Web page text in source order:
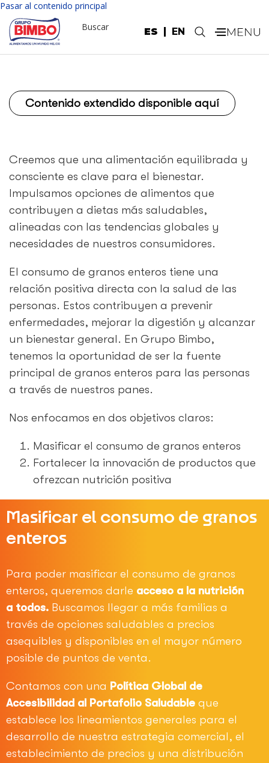
Pasar al contenido principal
ES EN
Buscar .
Contenido extendido disponible aquí
Creemos que una alimentación equilibrada y
consciente es clave para el bienestar.
Impulsamos opciones de alimentos que
contribuyen a dietas más saludables,
alineadas con las tendencias globales y
necesidades de nuestros consumidores.
El consumo de granos enteros tiene una
relación positiva directa con la salud de las
personas. Estos contribuyen a prevenir
enfermedades, mejorar la digestión y alcanzar
un bienestar general. En Grupo Bimbo,
tenemos la oportunidad de ser la fuente
principal de granos enteros para las personas
a través de nuestros panes.
Nos enfocamos en dos objetivos claros:
Masificar el consumo de granos enteros
Fortalecer la innovación de productos que
ofrezcan nutrición positiva
Masificar el consumo de granos
enteros
Para poder masificar el consumo de granos
enteros, queremos darle acceso a la nutrición
a todos. Buscamos llegar a más familias a
través de opciones saludables a precios
asequibles y disponibles en el mayor número
posible de puntos de venta.
Contamos con una Política Global de
Accesibilidad al Portafolio Saludable que
establece los lineamientos generales para el
desarrollo de nuestra estrategia comercial, el
establecimiento de precios y una distribución